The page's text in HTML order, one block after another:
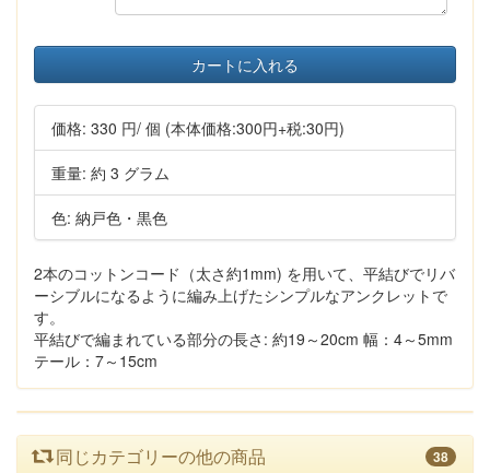
カートに入れる
価格: 330 円/ 個 (本体価格:300円+税:30円)
重量: 約 3 グラム
色: 納戸色・黒色
2本のコットンコード（太さ約1mm) を用いて、平結びでリバ
ーシブルになるように編み上げたシンプルなアンクレットで
す。
平結びで編まれている部分の長さ: 約19～20cm 幅：4～5mm
テール：7～15cm
同じカテゴリーの他の商品 38